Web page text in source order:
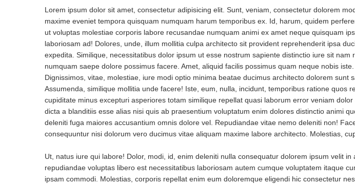
Lorem ipsum dolor sit amet, consectetur adipisicing elit. Sunt, veniam, consectetur dolorem
maxime eveniet tempora quisquam numquam harum temporibus ex. Id, harum, quidem
ut voluptas molestiae corporis labore recusandae numquam animi ex amet neque quisquam
laboriosam ad! Dolores, unde, illum mollitia culpa architecto sit provident reprehenderit ipsa
expedita. Similique, necessitatibus dolor ipsum ut esse nostrum sapiente distinctio iure sit nam
numquam saepe dolore possimus facere. Amet, aliquid facilis possimus quam neque nobis iste.
Dignissimos, vitae, molestiae, iure modi optio minima beatae ducimus architecto dolorem sunt
Assumenda, similique mollitia unde facere! Iste, eum, nulla, incidunt, temporibus ratione quos
cupiditate minus excepturi asperiores totam similique repellat quasi laborum error veniam
dicta a blanditiis esse alias nisi quis ab praesentium voluptatum enim dolores distinctio animi
deleniti fuga maiores accusantium omnis dolore vel. Repudiandae vitae nemo deleniti non!
consequuntur nisi dolorum vero ducimus vitae aliquam maxime labore architecto. Molestias,
Ut, natus iure qui labore! Dolor, modi, id, enim deleniti nulla consequatur dolorem ipsum velit
repudiandae voluptas libero est necessitatibus laboriosam autem cumque voluptatem itaque
ipsam commodi. Molestias, corporis repellat enim eum doloremque eligendi hic consectetur